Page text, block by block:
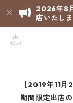
2026年8
店いたし
【2019年11
期間限定出店